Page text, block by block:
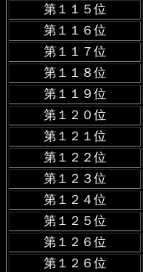
第１１５位
第１１６位
第１１７位
第１１８位
第１１９位
第１２０位
第１２１位
第１２２位
第１２３位
第１２４位
第１２５位
第１２６位
第１２６位